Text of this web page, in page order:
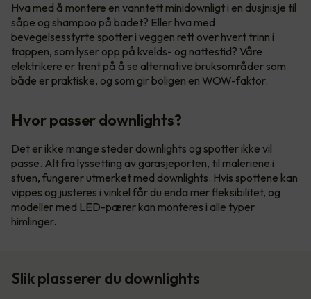
Hva med å montere en vanntett minidownligt i en dusjnisje til
såpe og shampoo på badet? Eller hva med
bevegelsesstyrte spotter i veggen rett over hvert trinn i
trappen, som lyser opp på kvelds- og nattestid? Våre
elektrikere er trent på å se alternative bruksområder som
både er praktiske, og som gir boligen en WOW-faktor.
Hvor passer downlights?
Det er ikke mange steder downlights og spotter ikke vil
passe. Alt fra lyssetting av garasjeporten, til maleriene i
stuen, fungerer utmerket med downlights. Hvis spottene kan
vippes og justeres i vinkel får du enda mer fleksibilitet, og
modeller med LED-pærer kan monteres i alle typer
himlinger.
Slik plasserer du downlights